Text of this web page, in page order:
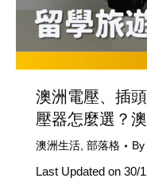
澳洲電壓、插
壓器怎麼選？
澳洲生活 部落格 By
Last Updated on 30/